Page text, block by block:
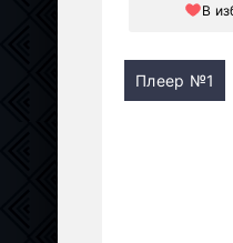
В
Плеер №1